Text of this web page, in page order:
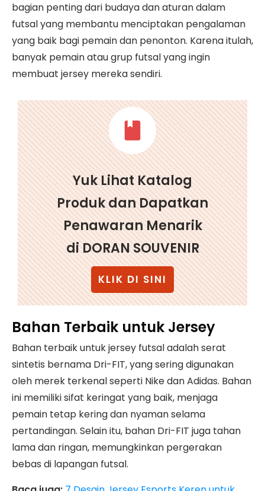
bagian penting dari budaya dan aturan dalam
futsal yang membantu menciptakan pengalaman
yang baik bagi pemain dan penonton. Karena itulah,
banyak pemain atau grup futsal yang ingin
membuat jersey mereka sendiri.
Yuk Lihat Katalog
Produk dan Dapatkan
Penawaran Menarik
di DORAN SOUVENIR
KLIK DI SINI
Bahan Terbaik untuk Jersey
Bahan terbaik untuk jersey futsal adalah serat
sintetis bernama Dri-FIT, yang sering digunakan
oleh merek terkenal seperti Nike dan Adidas. Bahan
ini memiliki sifat keringat yang baik, menjaga
pemain tetap kering dan nyaman selama
pertandingan. Selain itu, bahan Dri-FIT juga tahan
lama dan ringan, memungkinkan pergerakan
bebas di lapangan futsal.